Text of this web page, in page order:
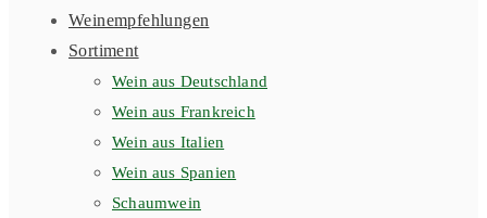
Weinempfehlungen
Sortiment
Wein aus Deutschland
Wein aus Frankreich
Wein aus Italien
Wein aus Spanien
Schaumwein